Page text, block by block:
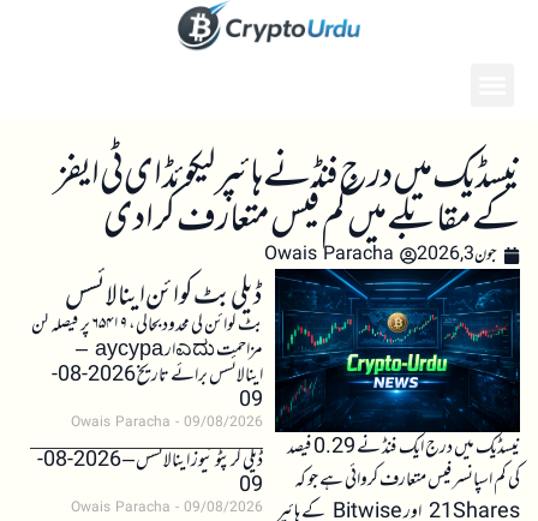
نیسڈیک میں درج فنڈ نے ہائپر لیکوئڈ ای ٹی ایفز
کے مقابلے میں کم فیس متعارف کرادی
جون 3, 2026 Owais Paracha
نیسڈیک میں درج ایک فنڈ نے 0.29 فیصد
کی کم اسپانسر فیس متعارف کروائی ہے جو کہ
21Shares اور Bitwise کے ہائپر
ڈیلی بٹ کوائن اینالائسس
بٹ کوائن کی محدود بحالی، ۶۵۴۱۹ پر فیصلہ کن
مزاحمت ಎದುار аусура –
اینالائسس برائے تاریخ 2026-08-
09
Owais Paracha 09/08/2026
ڈیلی کرپٹو نیوز اینالائسس – 2026-08-
09
Owais Paracha 09/08/2026